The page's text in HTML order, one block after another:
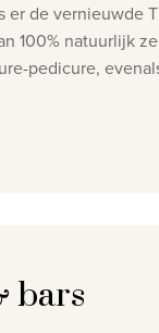
de vernieuwde
100% natuurlijk
pedicure,
bars